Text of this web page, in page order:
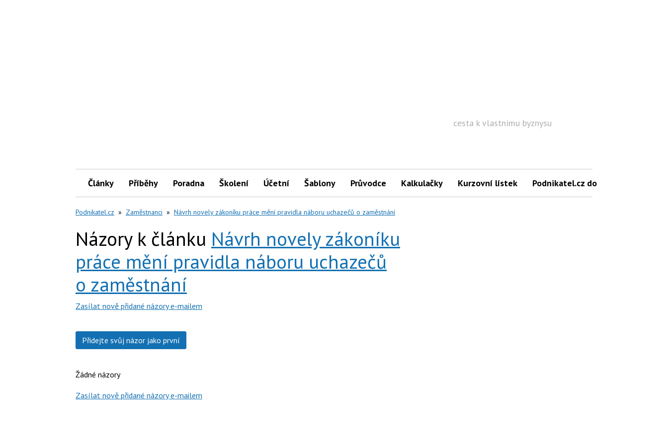
cesta k vlastnímu byznysu
Články Příběhy Poradna Školení Účetní Šablony Průvodce Kalkulačky Kurzovní lístek Podnikatel.cz do mailu
Podnikatel.cz » Zaměstnanci » Návrh novely zákoníku práce mění pravidla náboru uchazečů o zaměstnání
Názory k článku Návrh novely zákoníku
práce mění pravidla náboru uchazečů
o zaměstnání
Zasílat nově přidané názory e-mailem
Přidejte svůj názor jako první
Žádné názory
Zasílat nově přidané názory e-mailem